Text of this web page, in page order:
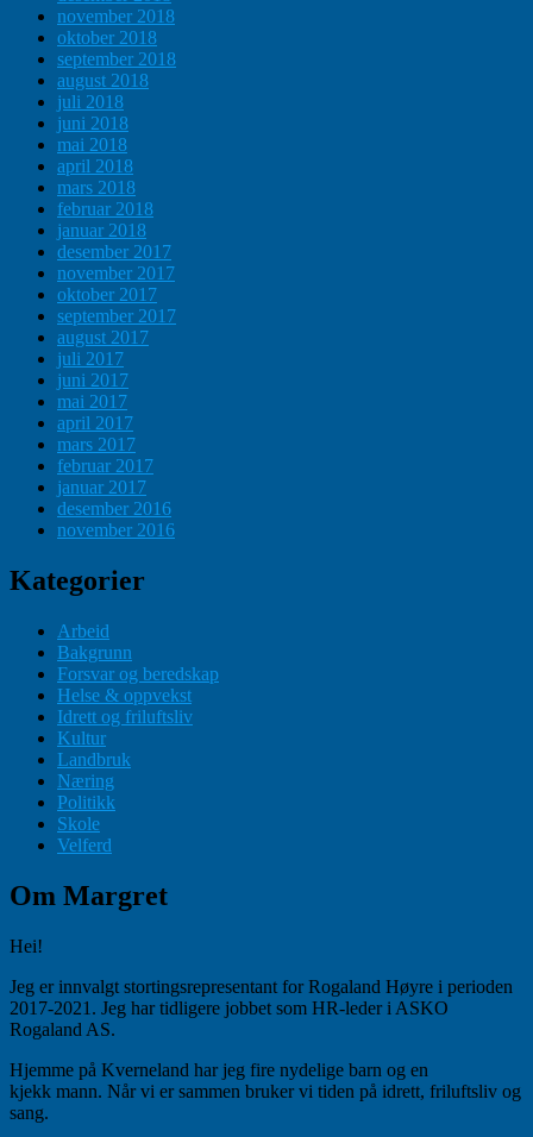
november 2018
oktober 2018
september 2018
august 2018
juli 2018
juni 2018
mai 2018
april 2018
mars 2018
februar 2018
januar 2018
desember 2017
november 2017
oktober 2017
september 2017
august 2017
juli 2017
juni 2017
mai 2017
april 2017
mars 2017
februar 2017
januar 2017
desember 2016
november 2016
Kategorier
Arbeid
Bakgrunn
Forsvar og beredskap
Helse & oppvekst
Idrett og friluftsliv
Kultur
Landbruk
Næring
Politikk
Skole
Velferd
Om Margret
Hei!
Jeg er innvalgt stortingsrepresentant for Rogaland Høyre i perioden
2017-2021. Jeg har tidligere jobbet som HR-leder i ASKO
Rogaland AS.
Hjemme på Kverneland har jeg fire nydelige barn og en
kjekk mann. Når vi er sammen bruker vi tiden på idrett, friluftsliv og
sang.